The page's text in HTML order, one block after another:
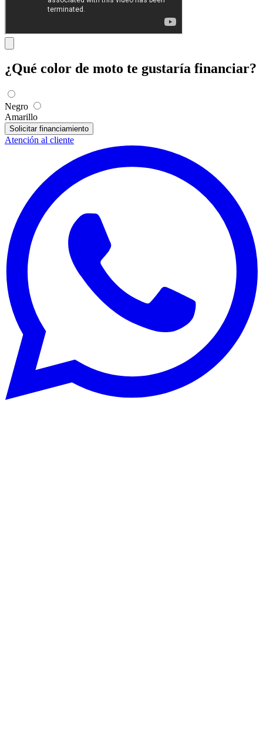
¿Qué color de moto te gustaría financiar?
Negro
Amarillo
Solicitar financiamiento
Atención al cliente